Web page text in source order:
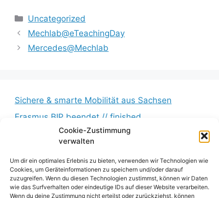
Cookie-Zustimmung
verwalten
Um dir ein optimales Erlebnis zu bieten, verwenden wir Technologien wie
Cookies, um Geräteinformationen zu speichern und/oder darauf
zuzugreifen. Wenn du diesen Technologien zustimmst, können wir Daten
wie das Surfverhalten oder eindeutige IDs auf dieser Website verarbeiten.
Wenn du deine Zustimmung nicht erteilst oder zurückziehst, können
Kategorien
Uncategorized
Mechlab@eTeachingDay
Mercedes@Mechlab
Sichere & smarte Mobilität aus Sachsen
Erasmus BIP beendet // finished
Messkampagne erfolgreich beendet //
Measurement campaign successfully completed
BumbleB – Großer Andrang // Huge turnout
Zwischenbericht veröffentlicht // Interim report
published